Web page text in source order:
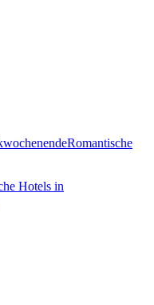
Romantische
Hotels in